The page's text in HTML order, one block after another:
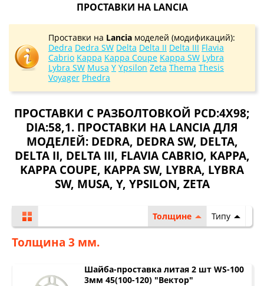
ПРОСТАВКИ НА LANCIA
Проставки на Lancia моделей (модификаций):
Dedra Dedra SW Delta Delta II Delta III Flavia
Cabrio Kappa Kappa Coupe Kappa SW Lybra
Lybra SW Musa Y Ypsilon Zeta Thema Thesis
Voyager Phedra
ПРОСТАВКИ С РАЗБОЛТОВКОЙ PCD:4X98;
DIA:58,1. ПРОСТАВКИ НА LANCIA ДЛЯ
МОДЕЛЕЙ: DEDRA, DEDRA SW, DELTA,
DELTA II, DELTA III, FLAVIA CABRIO, KAPPA,
KAPPA COUPE, KAPPA SW, LYBRA, LYBRA
SW, MUSA, Y, YPSILON, ZETA
Толщине Типу
Толщина 3 мм.
Шайба-проставка литая 2 шт WS-100
3мм 45(100-120) "Вектор"